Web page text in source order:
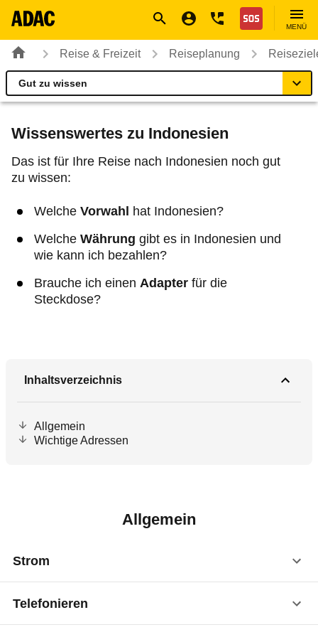
Nothilfe
MENÜ
Reise & Freizeit Reiseplanung
Indonesien
Gut zu wissen
Beste Reisezeit
Fahrzeug
Wissenswertes zu Indonesien
Das ist für Ihre Reise nach Indonesien noch gut
zu wissen:
Welche Vorwahl
hat Indonesien?
Welche Währung gibt es in Indonesien und
wie kann ich bezahlen?
Brauche ich einen Adapter für die
Steckdose?
Inhaltsverzeichnis
Allgemein
Wichtige Adressen
Allgemein
Strom
Netzspannung
Die Netzspannung beträgt 127 oder 230 Volt bei
Telefonieren